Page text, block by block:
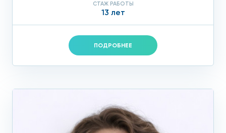
СТАЖ РАБОТЫ
13 лет
ПОДРОБНЕЕ